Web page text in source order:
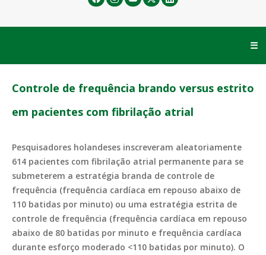
☰
Controle de frequência brando versus estrito
em pacientes com fibrilação atrial
Pesquisadores holandeses inscreveram aleatoriamente
614 pacientes com fibrilação atrial permanente para se
submeterem a estratégia branda de controle de
frequência (frequência cardíaca em repouso abaixo de
110 batidas por minuto) ou uma estratégia estrita de
controle de frequência (frequência cardíaca em repouso
abaixo de 80 batidas por minuto e frequência cardíaca
durante esforço moderado <110 batidas por minuto). O